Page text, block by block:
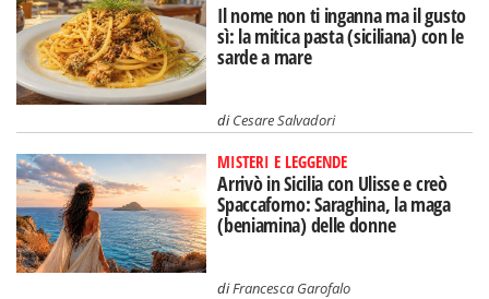
Il nome non ti inganna ma il gusto
sì: la mitica pasta (siciliana) con le
sarde a mare
diCesare Salvadori
MISTERI E LEGGENDE
Arrivò in Sicilia con Ulisse e creò
Spaccaforno: Saraghina, la maga
(beniamina) delle donne
diFrancesca Garofalo